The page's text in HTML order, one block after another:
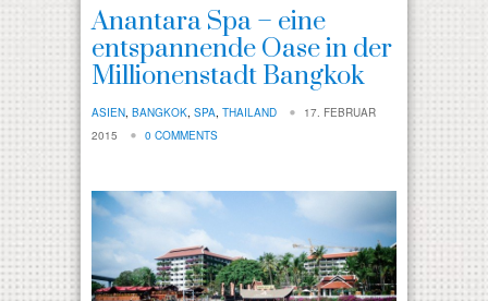
Anantara Spa – eine
entspannende Oase in der
Millionenstadt Bangkok
ASIEN, BANGKOK, SPA, THAILAND
17. FEBRUAR
2015
0 COMMENTS